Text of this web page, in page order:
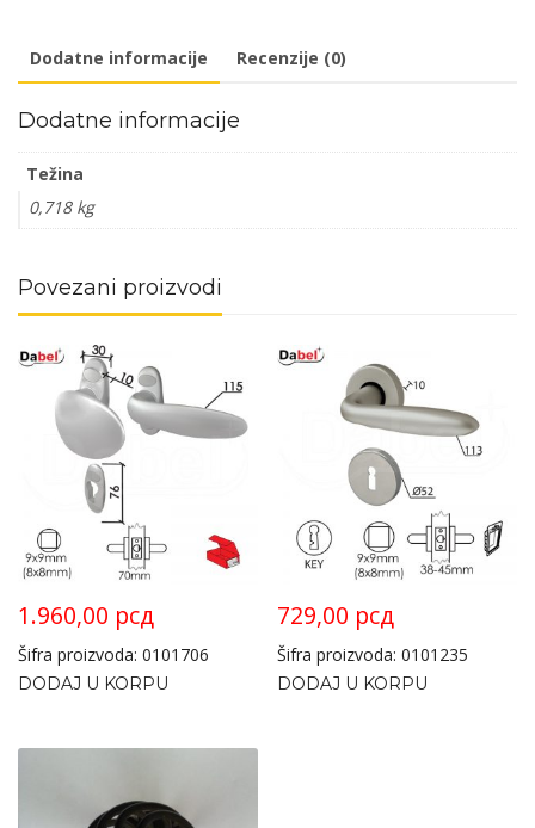
38-
količina
Dodatne informacije Recenzije (0)
Dodatne informacije
Težina
0,718 kg
Povezani proizvodi
1.960,00 рсд
Šifra proizvoda: 0101706
DODAJ U KORPU
729,00 рсд
Šifra proizvoda: 0101235
DODAJ U KORPU